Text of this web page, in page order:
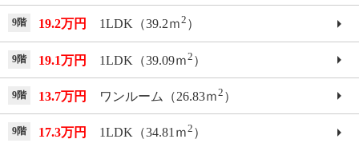
9階 19.2万円 1LDK（39.2ｍ2 ）
9階 19.1万円 1LDK（39.09ｍ2 ）
9階 13.7万円 ワンルーム（26.83ｍ2 ）
9階 17.3万円 1LDK（34.81ｍ2 ）